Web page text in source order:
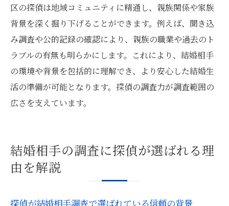
区の探偵は地域コミュニティに精通し、親族関係や家族
背景を深く掘り下げることができます。例えば、聞き込
み調査や公的記録の確認により、親族の職業や過去のト
ラブルの有無も明らかにします。これにより、結婚相手
の環境や背景を包括的に理解でき、より安心した結婚生
活の準備が可能となります。探偵の調査力が調査範囲の
広さを支えています。
結婚相手の調査に探偵が選ばれる理
由を解説
探偵が結婚相手調査で選ばれている信頼の背景